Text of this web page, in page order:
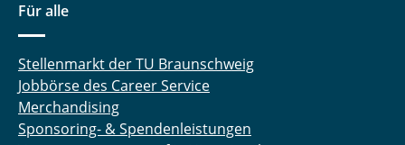
Für alle
Stellenmarkt der TU Braunschweig
Jobbörse des Career Service
Merchandising
Sponsoring- & Spendenleistungen